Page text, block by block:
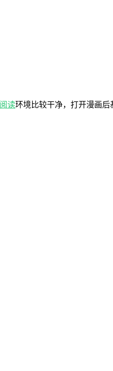
阅读环境比较干净，打开漫画